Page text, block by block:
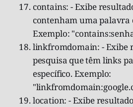
contains: - Exibe
contenham uma palavra
Exemplo:
linkfromdomain: - Exibe
pesquisa que têm links
específico. Exemplo:
location: - Exibe